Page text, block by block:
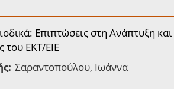
Επιπτώσεις στη Ανάπτυξη και
του ΕΚΤ/ΕΙΕ
Σαραντοπούλου, Ιωάννα